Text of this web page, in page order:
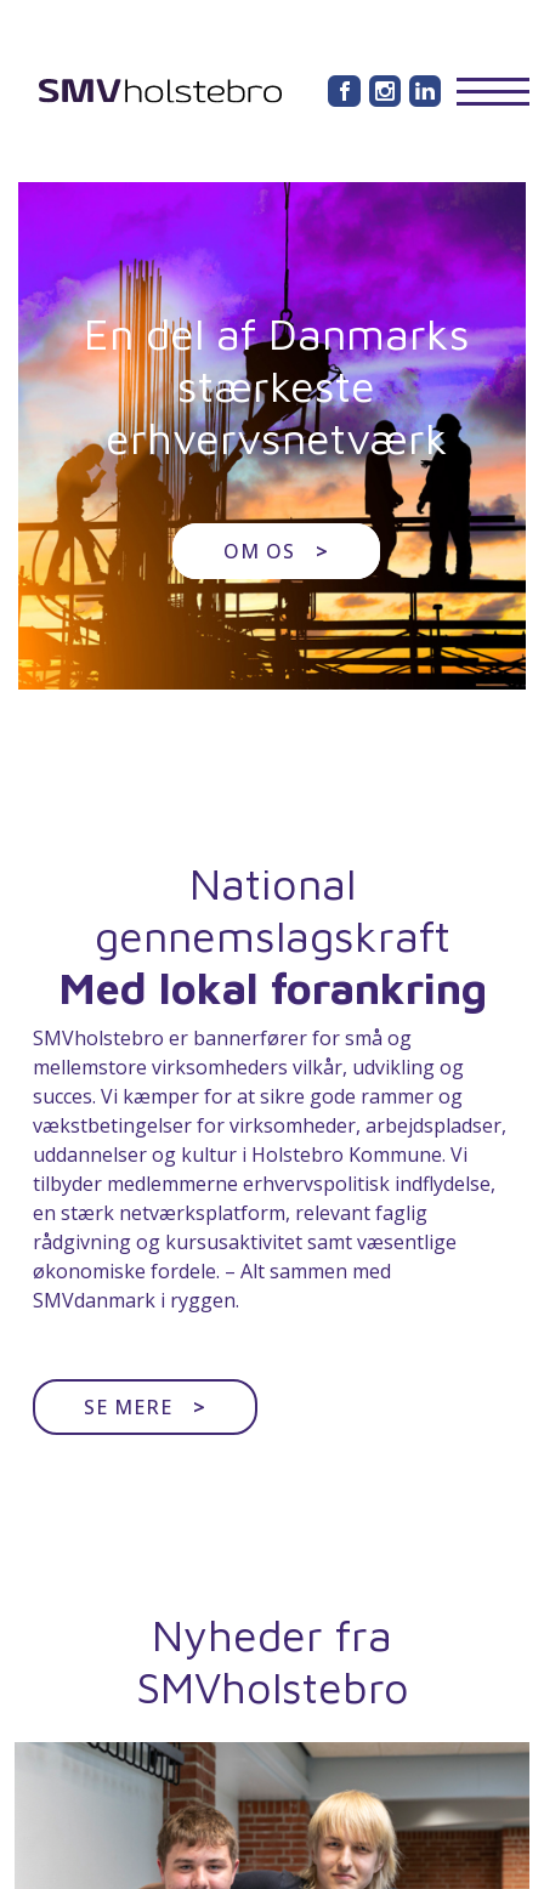
En del af Danmarks
stærkeste
erhvervsnetværk
OM OS >
National
gennemslagskraft
Med lokal forankring
SMVholstebro er bannerfører for små og
mellemstore virksomheders vilkår, udvikling og
succes. Vi kæmper for at sikre gode rammer og
vækstbetingelser for virksomheder, arbejdspladser,
uddannelser og kultur i Holstebro Kommune. Vi
tilbyder medlemmerne erhvervspolitisk indflydelse,
en stærk netværksplatform, relevant faglig
rådgivning og kursusaktivitet samt væsentlige
økonomiske fordele. – Alt sammen med
SMVdanmark i ryggen.
SE MERE >
Nyheder fra
SMVholstebro